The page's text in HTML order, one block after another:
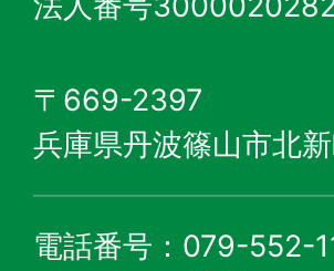
〒669-2397
兵庫県丹波篠山市北
電話番号：079-552-